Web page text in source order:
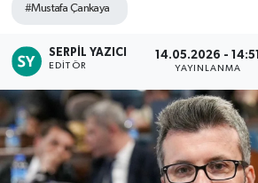
#Mustafa Çankaya
SERPIL YAZICI
EDITÖR
14.05.2026 - 14:51
YAYINLANMA